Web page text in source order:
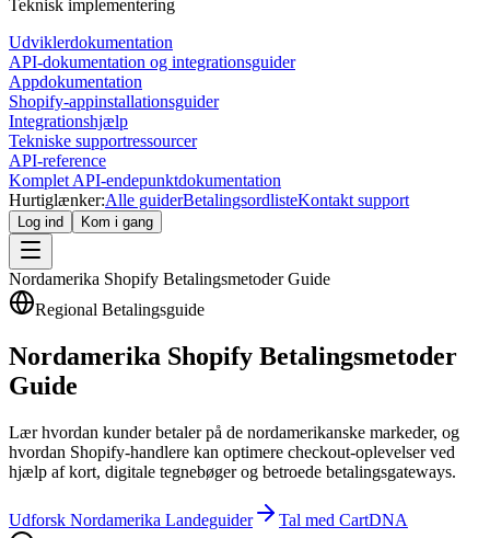
Teknisk implementering
Udviklerdokumentation
API-dokumentation og integrationsguider
Appdokumentation
Shopify-appinstallationsguider
Integrationshjælp
Tekniske supportressourcer
API-reference
Komplet API-endepunktdokumentation
Hurtiglænker:Alle guiderBetalingsordlisteKontakt support
Log ind Kom i gang
Nordamerika Shopify Betalingsmetoder Guide
Regional Betalingsguide
Nordamerika Shopify Betalingsmetoder
Guide
Lær hvordan kunder betaler på de nordamerikanske markeder, og
hvordan Shopify-handlere kan optimere checkout-oplevelser ved
hjælp af kort, digitale tegnebøger og betroede betalingsgateways.
Udforsk Nordamerika Landeguider
Tal med CartDNA